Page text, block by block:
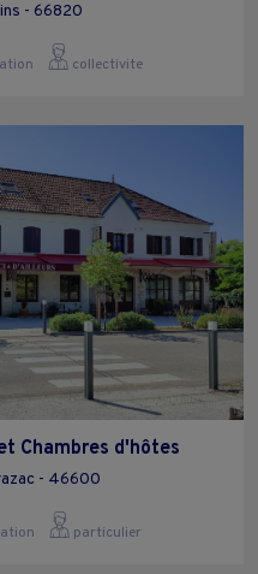
- 66820
collectivite
Chambres d'hôtes
- 46600
particulier